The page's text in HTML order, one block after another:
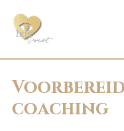
coaching